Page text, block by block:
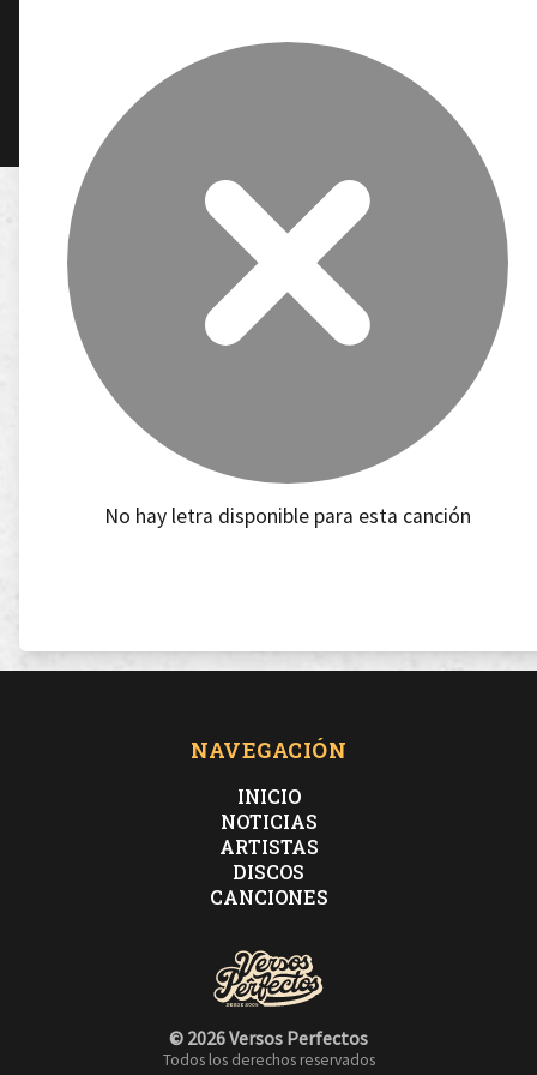
No hay letra disponible para esta canción
NAVEGACIÓN
INICIO
NOTICIAS
ARTISTAS
DISCOS
CANCIONES
© 2026 Versos Perfectos
Todos los derechos reservados